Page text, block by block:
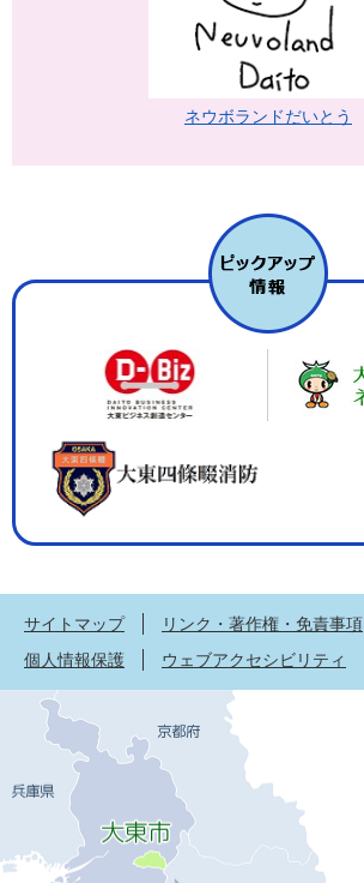
ネウボランドだいとう
サイトマップ
リンク・著作権・免責事項
個人情報保護
ウェブアクセシビリティ